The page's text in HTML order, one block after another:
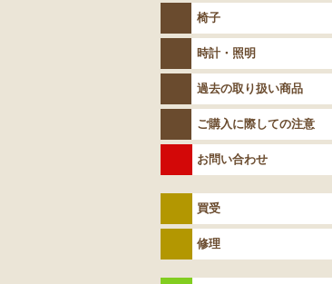
椅子
時計・照明
過去の取り扱い商品
ご購入に際しての注意
お問い合わせ
買受
修理